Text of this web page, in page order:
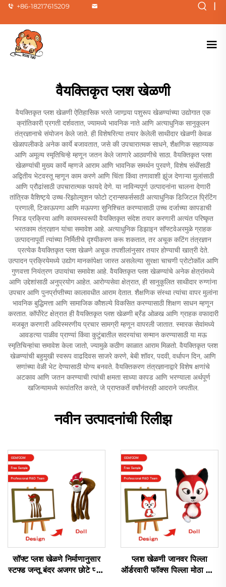
+86-18217615209 |
वैयक्तिकृत प्लश खेळणी
वैयक्तिकृत प्लश खेळणी ऐतिहासिक भरते जाणार्‍या पशुरूप खेळण्यांच्या उद्योगात एक
क्रांतिकारी प्रगती दर्शवतात, ज्यामध्ये भावनिक नाते आणि अत्याधुनिक सानुकूलन
तंत्रज्ञानाचे संयोजन केले जाते. ही विशेषरित्या तयार केलेली साथीदार खेळणी केवळ
खेळापलीकडे अनेक कार्ये बजावतात, जसे की उपचारात्मक साधने, शैक्षणिक सहाय्यक
आणि अमूल्य स्मृतिचिन्हे म्हणून जतन केले जाणारे आठवणीचे साठा. वैयक्तिकृत प्लश
खेळण्यांची मुख्य कार्ये म्हणजे आराम आणि भावनिक समर्थन पुरवणे, विशेष संधींसाठी
अद्वितीय भेटवस्तू म्हणून काम करणे आणि चिंता किंवा तणावाशी झुंज देणाऱ्या मुलांसाठी
आणि प्रौढांसाठी उपचारात्मक फायदे देणे. या नाविन्यपूर्ण उत्पादनांना चालना देणारी
तांत्रिक वैशिष्ट्ये उच्च-रिझोल्यूशन फोटो ट्रान्सफर्ससाठी अत्याधुनिक डिजिटल प्रिंटिंग
प्रणाली, टिकाऊपणा आणि मऊपणा सुनिश्चित करण्यासाठी उच्च दर्जाच्या कापडाची
निवड प्रक्रिया आणि कायमस्वरूपी वैयक्तिकृत संदेश तयार करणारी अत्यंत परिष्कृत
भरतकाम तंत्रज्ञान यांचा समावेश आहे. अत्याधुनिक डिझाइन सॉफ्टवेअरमुळे ग्राहक
उत्पादनापूर्वी त्यांच्या निर्मितीचे दृश्यीकरण करू शकतात, तर अचूक कटिंग तंत्रज्ञान
प्रत्येक वैयक्तिकृत प्लश खेळणे अचूक तपशीलांनुसार तयार होण्याची खात्री देते.
उत्पादन प्रक्रियेमध्ये उद्योग मानकांपेक्षा जास्त असलेल्या सुरक्षा चाचणी प्रोटोकॉल आणि
गुणवत्ता नियंत्रण उपायांचा समावेश आहे. वैयक्तिकृत प्लश खेळण्यांचे अनेक क्षेत्रांमध्ये
आणि उद्देशांसाठी अनुप्रयोग आहेत. आरोग्यसेवा क्षेत्रात, ही सानुकूलित साथीदार रुग्णांना
उपचार आणि पुनर्प्राप्तीच्या कालावधीत आराम देतात. शैक्षणिक संस्था त्यांचा वापर मुलांना
भावनिक बुद्धिमत्ता आणि सामाजिक कौशल्ये विकसित करण्यासाठी शिक्षण साधन म्हणून
करतात. कॉर्पोरेट क्षेत्रात ही वैयक्तिकृत प्लश खेळणी ब्रँड ओळख आणि ग्राहक वफादारी
मजबूत करणारी अविस्मरणीय प्रचार सामग्री म्हणून वापरली जातात. स्मारक सेवांमध्ये
आवडत्या पाळीव प्राण्यां किंवा कुटुंबातील सदस्यांचा सन्मान करण्यासाठी या मऊ
स्मृतिचिन्हांचा समावेश केला जातो, ज्यामुळे कठीण काळात आराम मिळतो. वैयक्तिकृत प्लश
खेळण्यांची बहुमुखी स्वरूप वाढदिवस साजरे करणे, बेबी शॉवर, पदवी, वर्धापन दिन, आणि
सणांच्या वेळी भेट देण्यासाठी योग्य बनवते. वैयक्तिकरण तंत्रज्ञानाद्वारे विशेष क्षणांचे
अटकाव आणि जतन करण्याची त्यांची क्षमता साध्या कापड आणि भरण्याला अर्थपूर्ण
खजिन्यामध्ये रूपांतरित करते, जे प्राप्तकर्ते वर्षांनंतरही आदराने जपतील.
नवीन उत्पादनांची रिलीझ
सॉफ्ट प्लश खेळणे निर्माणानुसार
स्टफ्ड जन्तू बंदर अजगर छोटे प्लश
प्लश खेळणी जानवर पिल्ला
ऑर्डरवारी फॉक्स पिल्ला मोठा डॉल